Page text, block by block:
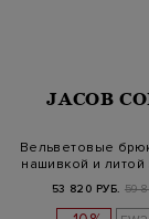
JACOB
Вельветовые
нашивкой и
53 820 РУБ. 59